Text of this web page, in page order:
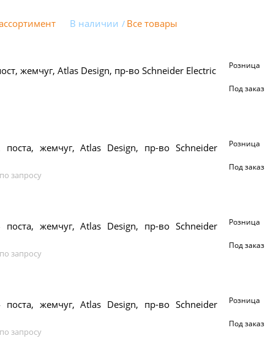
В наличии Все товары
жемчуг, Atlas Design, пр-во Schneider Electric Розница
Под заказ
жемчуг, Atlas Design, пр-во Schneider
запросу
Розница
Под заказ
жемчуг, Atlas Design, пр-во Schneider
запросу
Розница
Под заказ
жемчуг, Atlas Design, пр-во Schneider
запросу
Розница
Под заказ